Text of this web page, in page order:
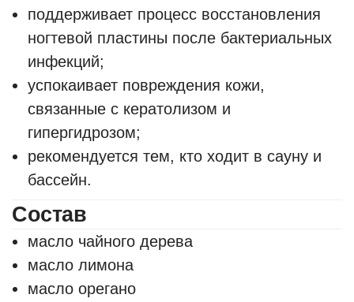
поддерживает процесс восстановления
ногтевой пластины после бактериальных
инфекций;
успокаивает повреждения кожи,
связанные с кератолизом и
гипергидрозом;
рекомендуется тем, кто ходит в сауну и
бассейн.
Состав
масло чайного дерева
масло лимона
масло орегано